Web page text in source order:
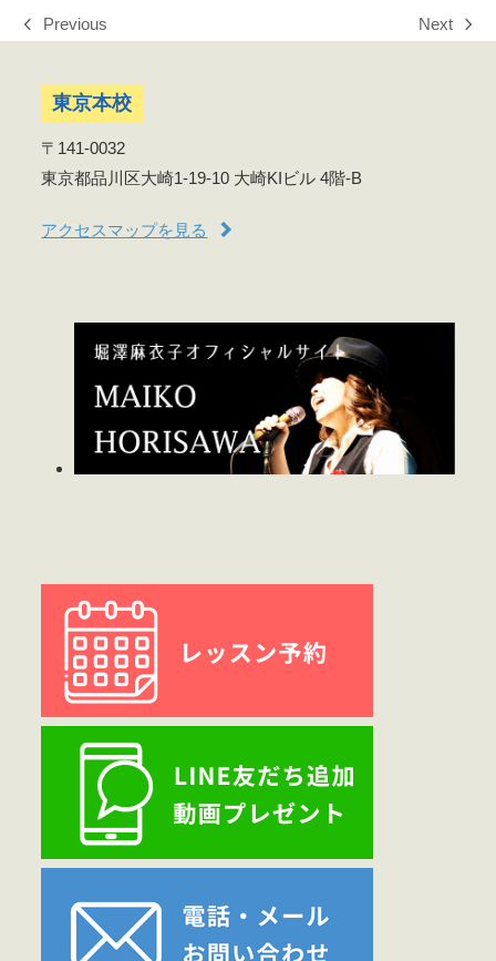
previous
Previous
next
Next
東京本校
〒141-0032
東京都品川区大崎1-19-10 大崎KIビル 4階-B
アクセスマップを見る